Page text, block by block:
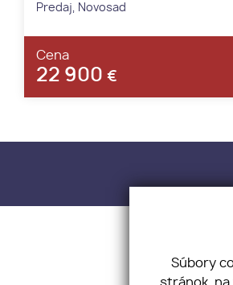
Predaj, Novosad
Cena
22 900 €
Súbory